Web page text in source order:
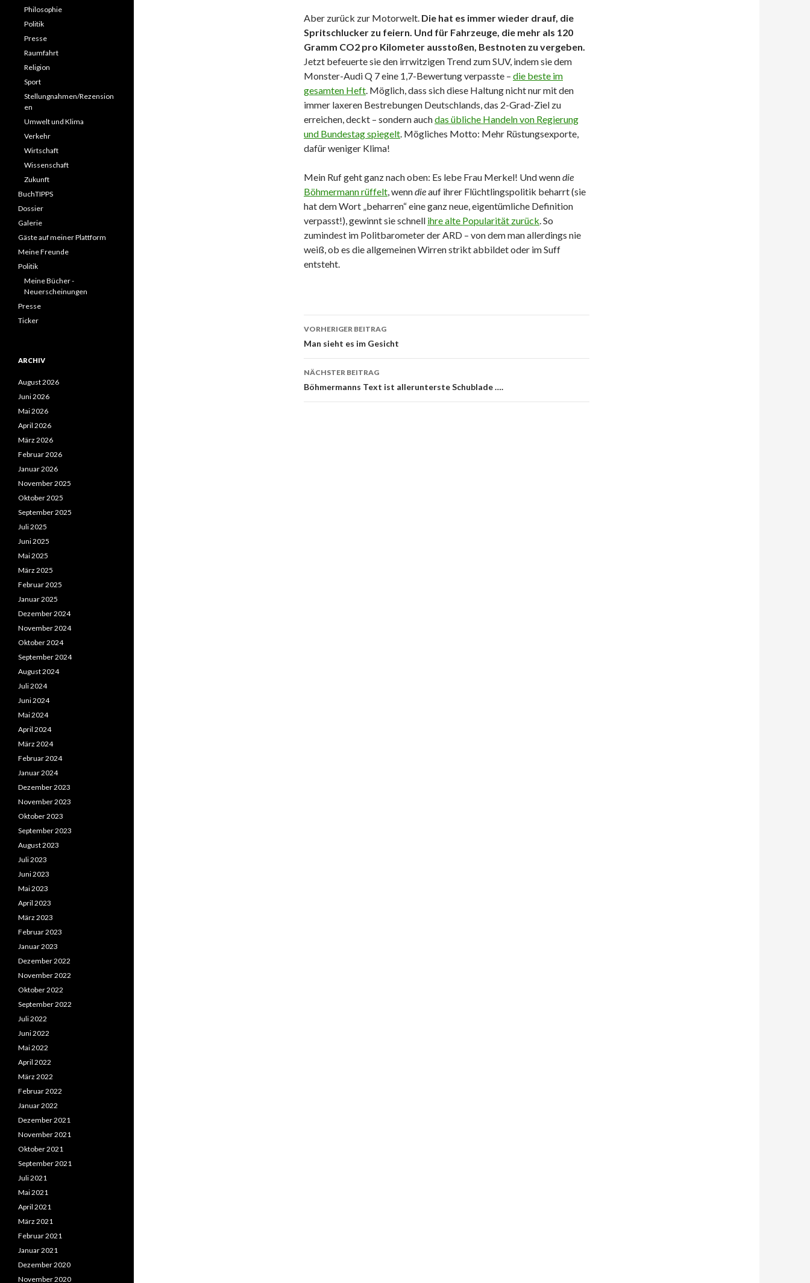
Aber zurück zur Motorwelt. Die hat es immer wieder drauf, die
Spritschlucker zu feiern. Und für Fahrzeuge, die mehr als 120
Gramm CO2 pro Kilometer ausstoßen, Bestnoten zu vergeben.
Jetzt befeuerte sie den irrwitzigen Trend zum SUV, indem sie dem
Monster-Audi Q 7 eine 1,7-Bewertung verpasste – die beste im
gesamten Heft. Möglich, dass sich diese Haltung nicht nur mit den
immer laxeren Bestrebungen Deutschlands, das 2-Grad-Ziel zu
erreichen, deckt – sondern auchdas übliche Handeln von Regierung
und Bundestag spiegelt. Mögliches Motto: Mehr Rüstungsexporte,
dafür weniger Klima!
Mein Ruf geht ganz nach oben: Es lebe Frau Merkel! Und wenndie
Böhmermann rüffelt, wenndieauf ihrer Flüchtlingspolitik beharrt (sie
hat dem Wort „beharren“ eine ganz neue, eigentümliche Definition
verpasst!), gewinnt sie schnell ihre alte Popularität zurück. So
zumindest im Politbarometer der ARD – von dem man allerdings nie
weiß, ob es die allgemeinen Wirren strikt abbildet oder im Suff
entsteht.
Beitrags-
Navigation
VORHERIGER BEITRAG
Man sieht es im Gesicht
NÄCHSTER BEITRAG
Böhmermanns Text ist allerunterste Schublade ….
Philosophie
Politik
Presse
Raumfahrt
Religion
Sport
Stellungnahmen/Rezension
en
Umwelt und Klima
Verkehr
Wirtschaft
Wissenschaft
Zukunft
BuchTIPPS
Dossier
Galerie
Gäste auf meiner Plattform
Meine Freunde
Politik
Meine Bücher -
Neuerscheinungen
Presse
Ticker
ARCHIV
August 2026
Juni 2026
Mai 2026
April 2026
März 2026
Februar 2026
Januar 2026
November 2025
Oktober 2025
September 2025
Juli 2025
Juni 2025
Mai 2025
März 2025
Februar 2025
Januar 2025
Dezember 2024
November 2024
Oktober 2024
September 2024
August 2024
Juli 2024
Juni 2024
Mai 2024
April 2024
März 2024
Februar 2024
Januar 2024
Dezember 2023
November 2023
Oktober 2023
September 2023
August 2023
Juli 2023
Juni 2023
Mai 2023
April 2023
März 2023
Februar 2023
Januar 2023
Dezember 2022
November 2022
Oktober 2022
September 2022
Juli 2022
Juni 2022
Mai 2022
April 2022
März 2022
Februar 2022
Januar 2022
Dezember 2021
November 2021
Oktober 2021
September 2021
Juli 2021
Mai 2021
April 2021
März 2021
Februar 2021
Januar 2021
Dezember 2020
November 2020